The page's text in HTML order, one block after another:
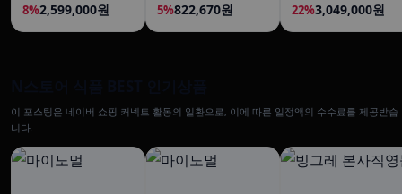
8%2,599,000원 5%822,670원 22%3,049,000원
이 포스팅은 네이버 쇼핑 커넥트 활동의 일환으로, 이에 따른 일정액의 수수료를 제공받습
니다.